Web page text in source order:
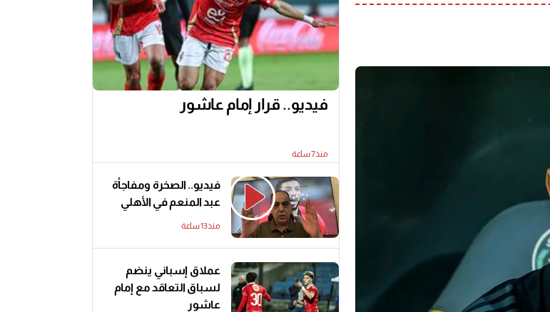
فيديو.. قرار إمام عاشور
منذ7 ساعة
فيديو.. الصخرة ومفاجأة
عبد المنعم في الأهلي
منذ13 ساعة
عملاق إسباني ينضم
لسباق التعاقد مع إمام
عاشور